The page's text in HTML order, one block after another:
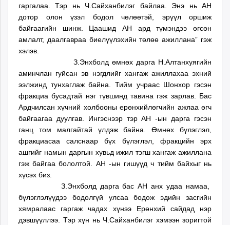
shudarga.mn
shuurhai.mn
unuudur.mn
isee.mn
itoim.mn
tumen.mn
shuum.mn
times.mn
tvmongolia.mn
mass.mn
unegui.mn
assa.mn
toim.mn
tac.mn
paparazzi.mn
гаргалаа. Тэр нь Ч.Сайханбилэг байлаа. Энэ нь АН
дотор олон үзэл бодол чөлөөтэй, эрүүл оршиж
байгаагийн шинж. Цаашид АН ард түмэндээ өгсөн
амлалт, даалгавраа биелүүлэхийн төлөө ажиллана” гэж
хэлэв.
З.Энхболд өмнөх дарга Н.Алтанхуягийн
аминчлан гуйсан эв нэгдлийг хангаж ажиллахаа эхний
ээлжинд тунхаглаж байна. Тийм учраас Шонхор гэсэн
фракциа бусадтай нэг түвшинд тавина гэж зарлав. Бас
Ардчилсан хүчний холбооны ерөнхийлөгчийн ажлаа өгч
байгаагаа дуулгав. Ингэснээр тэр АН -ын дарга гэсэн
ганц том малгайтай үлдэж байна. Өмнөх бүлэглэл,
фракциасаа салснаар бүх бүлэглэл, фракцийн эрх
ашгийг намын даргын хувьд ижил тэгш хангаж ажиллана
гэж байгаа бололтой. АН -ын гишүүд ч тийм байхыг нь
хүсэх биз.
З.Энхболд дарга бас АН анх удаа намаа,
бүлэглэлүүдээ бодолгүй улсаа бодож эдийн засгийн
хямралаас гаргаж чадах хүнээ Ерөнхий сайдад нэр
дэвшүүллээ. Тэр хүн нь Ч.Сайханбилэг хэмээн зоригтой